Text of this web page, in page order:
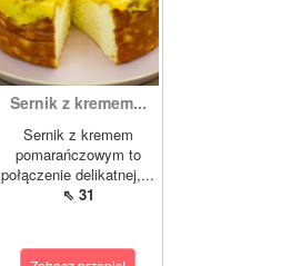
Sernik z kremem...
Sernik z kremem
pomarańczowym to
połączenie delikatnej,...
⇖ 31